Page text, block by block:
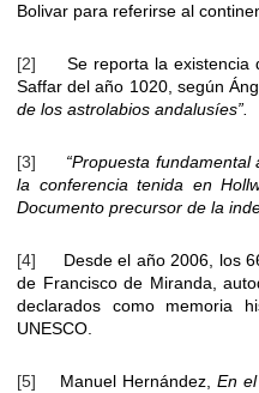
Bolivar para referirse al
[2] Se reporta la existencia
Saffar del año 1020, según
de los astrolabios andalusíes”.
[3] “Propuesta fundamental
la conferencia tenida en
Documento precursor de la
[4] Desde el año 2006, los
de Francisco de Miranda,
declarados como memoria
UNESCO.
[5] Manuel Hernández, En